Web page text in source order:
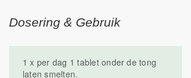
voedingssupplement is geen vervanging
voor een gevarieerde voeding. Buiten
in Nederland.
Dosering & Gebruik
1 x per dag 1 tablet onder de tong
laten smelten.